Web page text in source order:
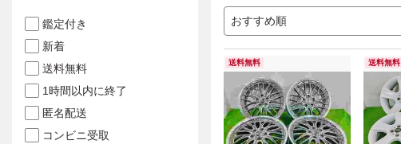
おすすめ順
送料無料 送料無料
鑑定付き
新着
送料無料
1時間以内に終了
匿名配送
コンビニ受取